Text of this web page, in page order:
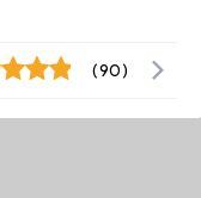
(90)